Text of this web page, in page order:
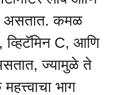
असतात. कमळ
व्हिटॅमिन C, आणि
ज्यामुळे ते
भाग